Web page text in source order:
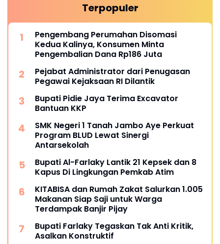
Terpopuler
Pengembang Perumahan Disomasi
Kedua Kalinya, Konsumen Minta
Pengembalian Dana Rp186 Juta
Pejabat Administrator dari Penugasan
Pegawai Kejaksaan RI Dilantik
Bupati Pidie Jaya Terima Excavator
Bantuan KKP
SMK Negeri 1 Tanah Jambo Aye Perkuat
Program BLUD Lewat Sinergi
Antarsekolah
Bupati Al-Farlaky Lantik 21 Kepsek dan 8
Kapus Di Lingkungan Pemkab Atim
KITABISA dan Rumah Zakat Salurkan 1.005
Makanan Siap Saji untuk Warga
Terdampak Banjir Pijay
Bupati Farlaky Tegaskan Tak Anti Kritik,
Asalkan Konstruktif